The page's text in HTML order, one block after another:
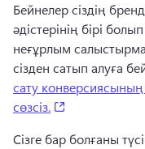
Бейнелер сіздің
әдістерінің бірі
неғұрлым
сізден сатып алуға
сату
сөзсіз.
Сізге бар болғаны